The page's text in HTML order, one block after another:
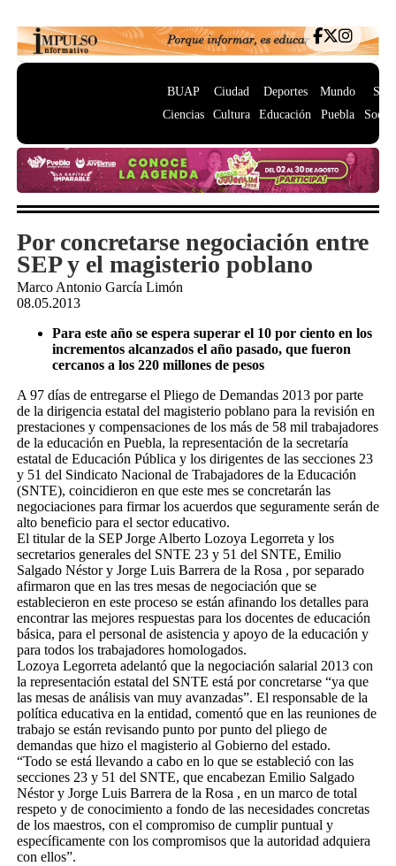
BUAP
Ciencias
Ciudad
Cultura
Deportes
Educación
Mundo
Puebla
Por concretarse negociación entre
SEP y el magisterio poblano
Marco Antonio García Limón
08.05.2013
Para este año se espera superar el 10 por ciento en los
incrementos alcanzados el año pasado, que fueron
cercanos a los 220 millones de pesos
A 97 días de entregarse el Pliego de Demandas 2013 por parte
de la dirigencia estatal del magisterio poblano para la revisión en
prestaciones y compensaciones de los más de 58 mil trabajadores
de la educación en Puebla, la representación de la secretaría
estatal de Educación Pública y los dirigentes de las secciones 23
y 51 del Sindicato Nacional de Trabajadores de la Educación
(SNTE), coincidieron en que este mes se concretarán las
negociaciones para firmar los acuerdos que seguramente serán de
alto beneficio para el sector educativo.
El titular de la SEP Jorge Alberto Lozoya Legorreta y los
secretarios generales del SNTE 23 y 51 del SNTE, Emilio
Salgado Néstor y Jorge Luis Barrera de la Rosa , por separado
afirmaron que en las tres mesas de negociación que se
establecieron en este proceso se están afinando los detalles para
encontrar las mejores respuestas para los docentes de educación
básica, para el personal de asistencia y apoyo de la educación y
para todos los trabajadores homologados.
Lozoya Legorreta adelantó que la negociación salarial 2013 con
la representación estatal del SNTE está por concretarse “ya que
las mesas de análisis van muy avanzadas”. El responsable de la
política educativa en la entidad, comentó que en las reuniones de
trabajo se están revisando punto por punto del pliego de
demandas que hizo el magisterio al Gobierno del estado.
“Todo se está llevando a cabo en lo que se estableció con las
secciones 23 y 51 del SNTE, que encabezan Emilio Salgado
Néstor y Jorge Luis Barrera de la Rosa , en un marco de total
respeto y de conocimiento a fondo de las necesidades concretas
de los maestros, con el compromiso de cumplir puntual y
específicamente con los compromisos que la autoridad adquiera
con ellos”.